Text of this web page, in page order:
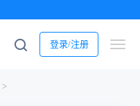
登录/注册
>